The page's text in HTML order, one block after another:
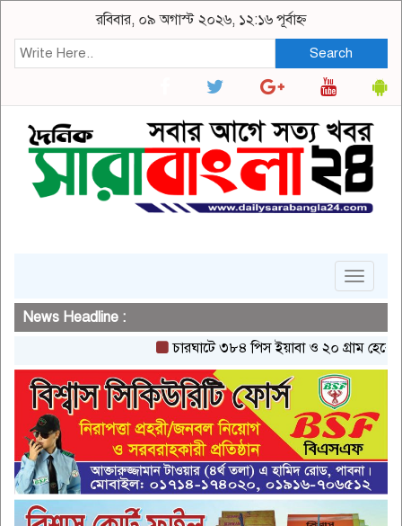
রবিবার, ০৯ অগাস্ট ২০২৬, ১২:১৬ পূর্বাহ্ন
Search
Toggle
News Headline :
চারঘাটে ৩৮৪ পিস ইয়াবা ও ২০ গ্রাম হেরোইনসহ